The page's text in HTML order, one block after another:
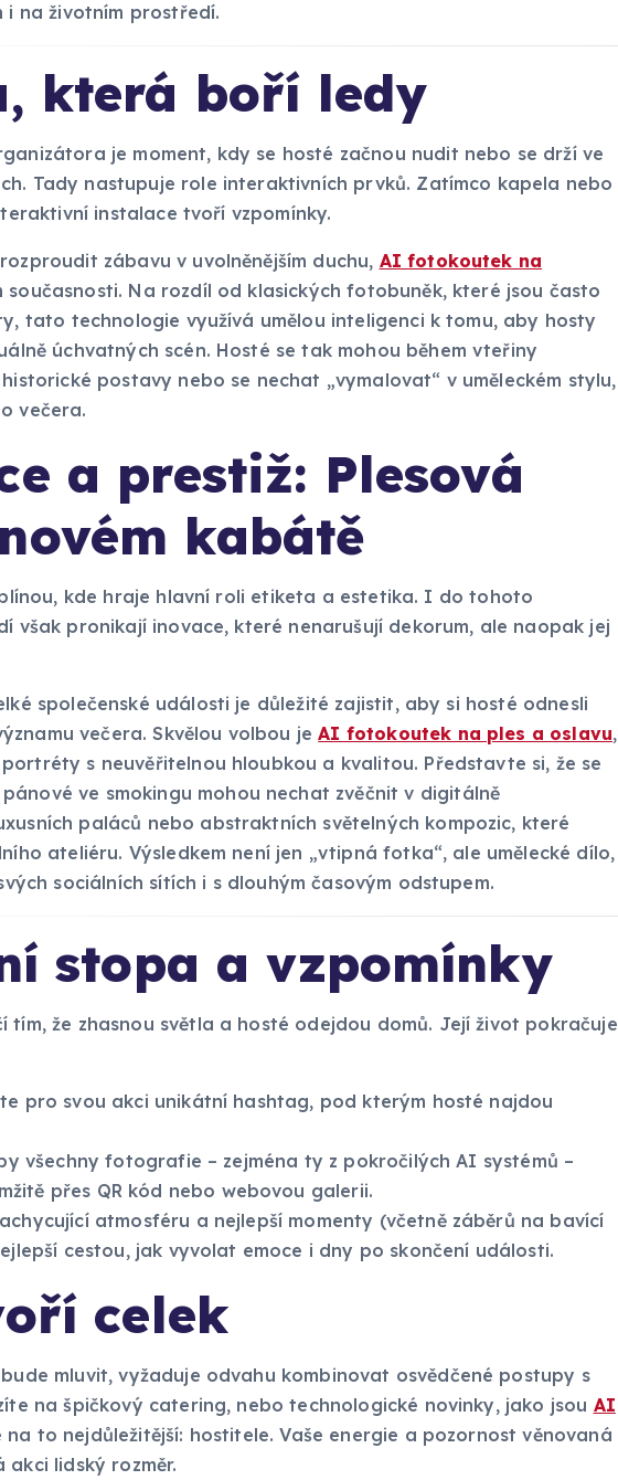
i na životním prostředí.
která boří ledy
je moment, kdy se hosté začnou nudit nebo se drží ve
Tady nastupuje role interaktivních prvků. Zatímco kapela nebo
instalace tvoří vzpomínky.
zábavu v uvolněnějším duchu, AI fotokoutek na
současnosti. Na rozdíl od klasických fotobuněk, které jsou často
tato technologie využívá umělou inteligenci k tomu, aby hosty
úchvatných scén. Hosté se tak mohou během vteřiny
postavy nebo se nechat „vymalovat“ v uměleckém stylu,
večera.
a prestiž: Plesová
kabátě
kde hraje hlavní roli etiketa a estetika. I do tohoto
však pronikají inovace, které nenarušují dekorum, ale naopak jej
společenské události je důležité zajistit, aby si hosté odnesli
večera. Skvělou volbou jeAI fotokoutek na ples a oslavu,
s neuvěřitelnou hloubkou a kvalitou. Představte si, že se
ve smokingu mohou nechat zvěčnit v digitálně
paláců nebo abstraktních světelných kompozic, které
ateliéru. Výsledkem není jen „vtipná fotka“, ale umělecké dílo,
sociálních sítích i s dlouhým časovým odstupem.
stopa a vzpomínky
tím, že zhasnou světla a hosté odejdou domů. Její život pokračuje
pro svou akci unikátní hashtag, pod kterým hosté najdou
všechny fotografie – zejména ty z pokročilých AI systémů –
přes QR kód nebo webovou galerii.
atmosféru a nejlepší momenty (včetně záběrů na bavící
cestou, jak vyvolat emoce i dny po skončení události.
celek
mluvit, vyžaduje odvahu kombinovat osvědčené postupy s
na špičkový catering, nebo technologické novinky, jako jsou AI
na to nejdůležitější: hostitele. Vaše energie a pozornost věnovaná
lidský rozměr.